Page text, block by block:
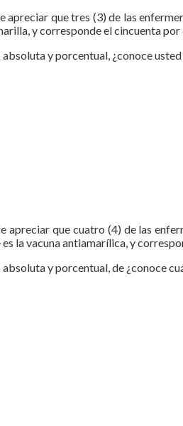
apreciar que tres (3) de las
y corresponde el cincuenta
y porcentual, ¿conoce
apreciar que cuatro (4) de las
es la vacuna antiamarílica, y
y porcentual, de ¿conoce